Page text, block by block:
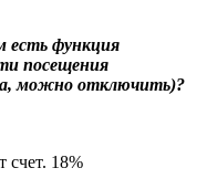
есть функция
посещения
можно отключить)?
счет. 18%